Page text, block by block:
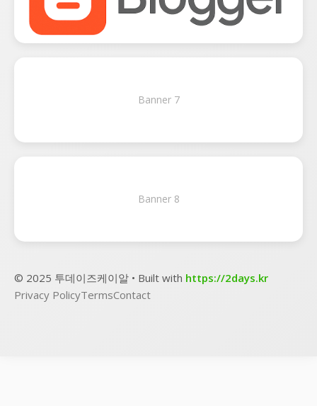
Banner 7
Banner 8
© 2025 투데이즈케이알 • Built with https://2days.kr
Privacy PolicyTermsContact